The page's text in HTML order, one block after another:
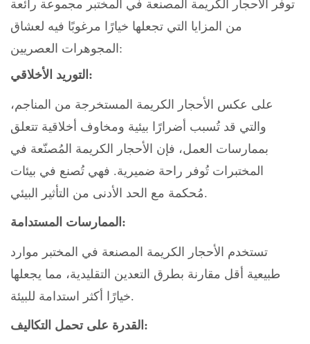
توفر الأحجار الكريمة المصنعة في المختبر مجموعة رائعة
من المزايا التي تجعلها خيارًا مرغوبًا فيه لعشاق
المجوهرات العصريين:
التوريد الأخلاقي:
على عكس الأحجار الكريمة المستخرجة من المناجم،
والتي قد تُسبب أضرارًا بيئية ومخاوف أخلاقية تتعلق
بممارسات العمل، فإن الأحجار الكريمة المُصنّعة في
المختبرات تُوفر راحة ضميرية. فهي تُصنع في بيئات
مُحكمة مع الحد الأدنى من التأثير البيئي.
الممارسات المستدامة:
تستخدم الأحجار الكريمة المصنعة في المختبر موارد
طبيعية أقل مقارنة بطرق التعدين التقليدية، مما يجعلها
خيارًا أكثر استدامة للبيئة.
القدرة على تحمل التكاليف: